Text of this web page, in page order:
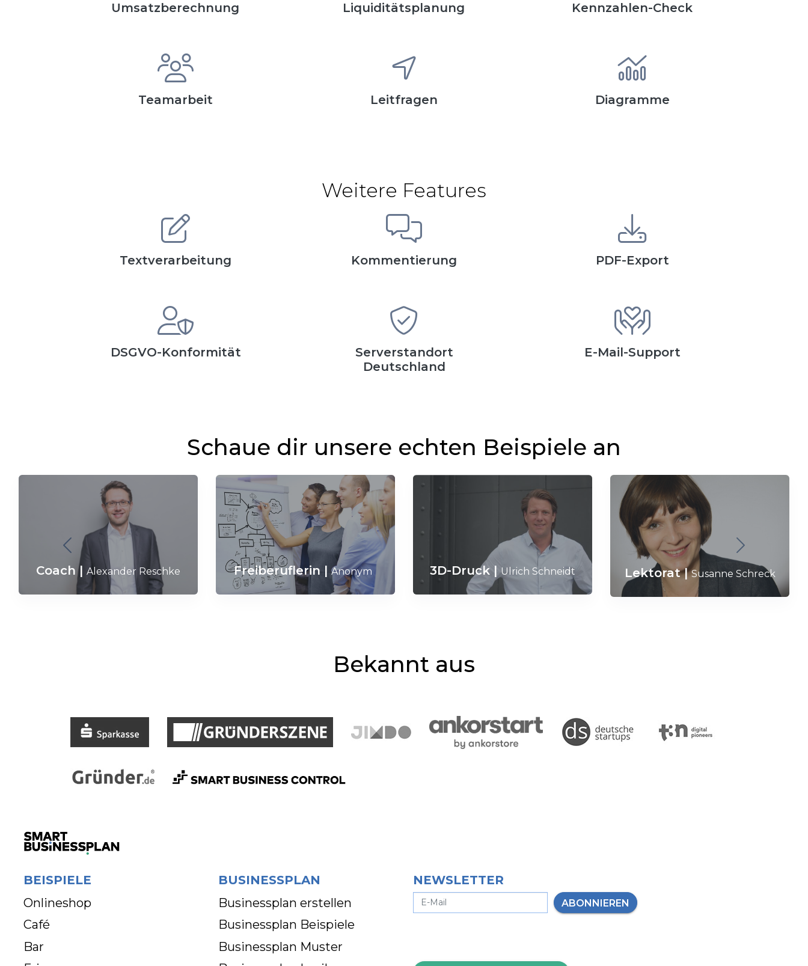
Umsatzberechnung Liquiditätsplanung Kennzahlen-Check
Teamarbeit Leitfragen Diagramme
Weitere Features
Textverarbeitung Kommentierung PDF-Export
DSGVO-Konformität
Serverstandort
Deutschland
E-Mail-Support
Schaue dir unsere echten Beispiele an
Coach| Alexander Reschke Freiberuflerin|Anonym 3D-Druck|Ulrich Schneidt Lektorat|Susanne Schreck
Bekannt aus
BEISPIELE
Onlineshop
Café
Bar
BUSINESSPLAN
Businessplan erstellen
Businessplan Beispiele
Businessplan Muster
NEWSLETTER
ABONNIEREN